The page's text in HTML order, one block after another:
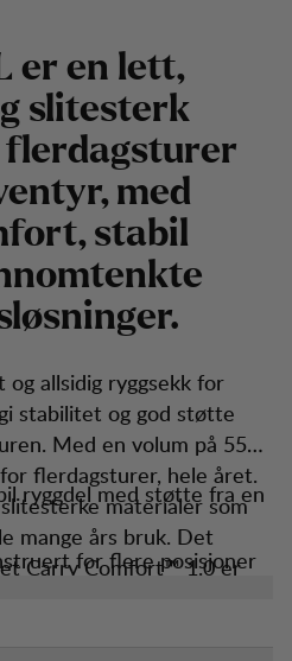
er en lett,
slitesterk
med
stabil
allsidig ryggsekk for
stabilitet og god støtte
Med en volum på 55
flerdagsturer, hele året.
materialer som
mange års bruk. Det
Carry Comfort™ 1.0 er
effektivt og avlaste
ryggdel med støtte fra en
for flere posisjoner